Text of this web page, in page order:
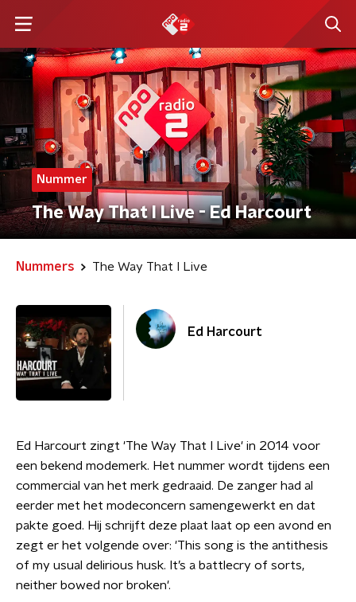
Nummer
The Way That I Live - Ed Harcourt
Nummers The Way That I Live
Ed Harcourt
Ed Harcourt zingt 'The Way That I Live' in 2014 voor
een bekend modemerk. Het nummer wordt tijdens een
commercial van het merk gedraaid. De zanger had al
eerder met het modeconcern samengewerkt en dat
pakte goed. Hij schrijft deze plaat laat op een avond en
zegt er het volgende over: 'This song is the antithesis
of my usual delirious husk. It’s a battlecry of sorts,
neither bowed nor broken'.